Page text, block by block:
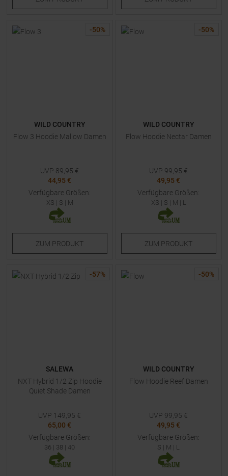
-50%
WILD COUNTRY
Flow 3 Hoodie Mallow Damen
UVP 89,95 €
44,95 €
Verfügbare Größen:
XS | S | M
ZUM PRODUKT
-50%
WILD COUNTRY
Flow Hoodie Nectar Damen
UVP 99,95 €
49,95 €
Verfügbare Größen:
XS | S | M | L
ZUM PRODUKT
-57%
SALEWA
NXT Hybrid 1/2 Zip Hoodie
Quiet Shade Damen
UVP 149,95 €
65,00 €
Verfügbare Größen:
36 | 38 | 40
-50%
WILD COUNTRY
Flow Hoodie Reef Damen
UVP 99,95 €
49,95 €
Verfügbare Größen:
S | M | L